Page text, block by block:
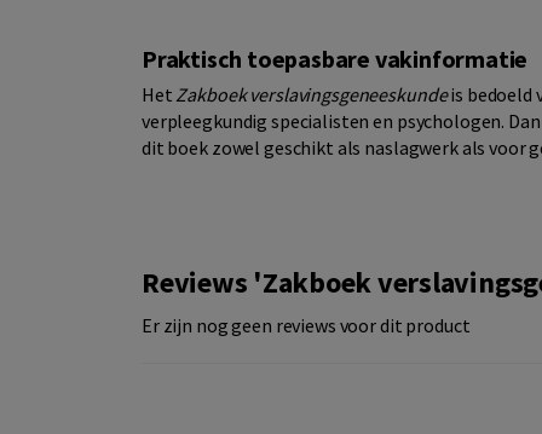
Praktisch toepasbare vakinformatie
Het Zakboek verslavingsgeneeskundeis bedoeld
verpleegkundig specialisten en psychologen.
dit boek zowel geschikt als naslagwerk als voor
Reviews 'Zakboek
Er zijn nog geen reviews voor dit product